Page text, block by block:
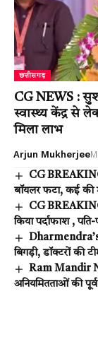
छत्तीसगढ़
CG NEWS :
स्वास्थ्य केंद्र से
मिला लाभ
Arjun Mukherjee
CG BREAKING
बॉयलर फटा, कई की
CG
किया पर्दाफाश , पति-
Dharmendra’s
बिगड़ी, डॉक्टरों की
Ram Mandir
अनियमितताओं की